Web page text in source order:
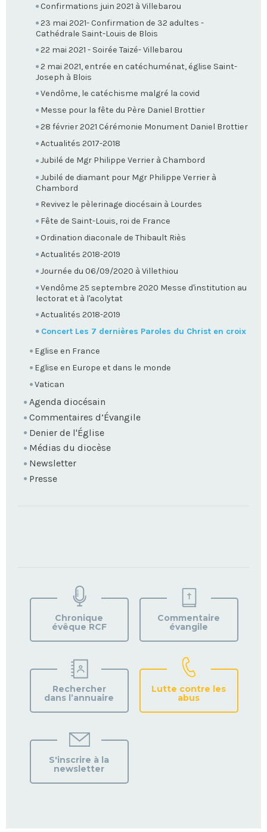
Confirmations juin 2021 à Villebarou
23 mai 2021- Confirmation de 32 adultes -
Cathédrale Saint-Louis de Blois
22 mai 2021 - Soirée Taizé- Villebarou
2 mai 2021, entrée en catéchuménat, église Saint-
Joseph à Blois
Vendôme, le catéchisme malgré la covid
Messe pour la fête du Père Daniel Brottier
28 février 2021 Cérémonie Monument Daniel Brottier
Actualités 2017-2018
Jubilé de Mgr Philippe Verrier à Chambord
Jubilé de diamant pour Mgr Philippe Verrier à
Chambord
Revivez le pèlerinage diocésain à Lourdes
Fête de Saint-Louis, roi de France
Ordination diaconale de Thibault Riès
Actualités 2018-2019
Journée du 06/09/2020 à Villethiou
Vendôme 25 septembre 2020 Messe d'institution au
lectorat et à l'acolytat
Actualités 2018-2019
Concert Les 7 dernières Paroles du Christ en croix
Eglise en France
Eglise en Europe et dans le monde
Vatican
Agenda diocésain
Commentaires d’Évangile
Denier de l'Église
Médias du diocèse
Newsletter
Presse
VOTRE
PAROISSE
Chronique
évêque RCF
Commentaire
évangile
Rechercher
dans l’annuaire
Lutte contre les
abus
S'inscrire à la
newsletter